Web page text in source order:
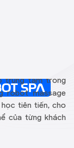
SPA
trung tâm trong
robot massage
tiên tiến, cho
của từng khách